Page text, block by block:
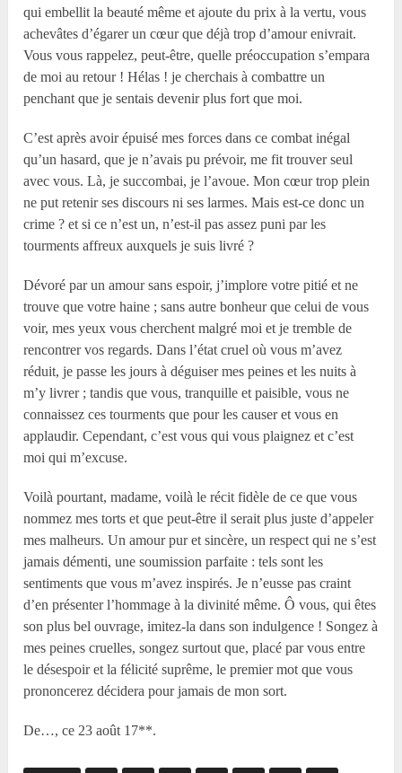
qui embellit la beauté même et ajoute du prix à la vertu, vous
achevâtes d’égarer un cœur que déjà trop d’amour enivrait.
Vous vous rappelez, peut-être, quelle préoccupation s’empara
de moi au retour ! Hélas ! je cherchais à combattre un
penchant que je sentais devenir plus fort que moi.
C’est après avoir épuisé mes forces dans ce combat inégal
qu’un hasard, que je n’avais pu prévoir, me fit trouver seul
avec vous. Là, je succombai, je l’avoue. Mon cœur trop plein
ne put retenir ses discours ni ses larmes. Mais est-ce donc un
crime ? et si ce n’est un, n’est-il pas assez puni par les
tourments affreux auxquels je suis livré ?
Dévoré par un amour sans espoir, j’implore votre pitié et ne
trouve que votre haine ; sans autre bonheur que celui de vous
voir, mes yeux vous cherchent malgré moi et je tremble de
rencontrer vos regards. Dans l’état cruel où vous m’avez
réduit, je passe les jours à déguiser mes peines et les nuits à
m’y livrer ; tandis que vous, tranquille et paisible, vous ne
connaissez ces tourments que pour les causer et vous en
applaudir. Cependant, c’est vous qui vous plaignez et c’est
moi qui m’excuse.
Voilà pourtant, madame, voilà le récit fidèle de ce que vous
nommez mes torts et que peut-être il serait plus juste d’appeler
mes malheurs. Un amour pur et sincère, un respect qui ne s’est
jamais démenti, une soumission parfaite : tels sont les
sentiments que vous m’avez inspirés. Je n’eusse pas craint
d’en présenter l’hommage à la divinité même. Ô vous, qui êtes
son plus bel ouvrage, imitez-la dans son indulgence ! Songez à
mes peines cruelles, songez surtout que, placé par vous entre
le désespoir et la félicité suprême, le premier mot que vous
prononcerez décidera pour jamais de mon sort.
De…, ce 23 août 17**.